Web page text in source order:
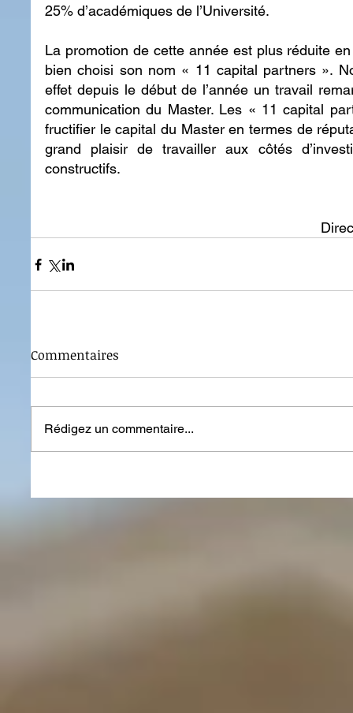
25% d’académiques de l’Université.
La promotion de cette année est plus réduite
bien choisi son nom « 11 capital partners ».
effet depuis le début de l’année un travail
communication du Master. Les « 11 capital
fructifier le capital du Master en termes de
grand plaisir de travailler aux côtés
constructifs.
Commentaires
Rédigez un commentaire...